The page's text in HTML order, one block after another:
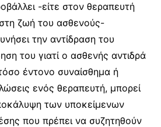
-είτε στον θεραπευτή
ζωή του ασθενούς-
την αντίδραση του
του γιατί ο ασθενής αντιδρά
έντονο συναίσθημα ή
ενός θεραπευτή, μπορεί
των υποκείμενων
που πρέπει να συζητηθούν